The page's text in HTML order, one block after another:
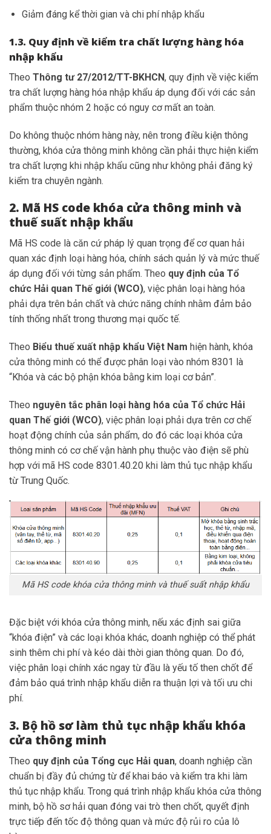
Giảm đáng kể thời gian và chi phí nhập khẩu
1.3. Quy định về kiểm tra chất lượng hàng hóa
nhập khẩu
Theo Thông tư 27/2012/TT-BKHCN, quy định về việc kiểm
tra chất lượng hàng hóa nhập khẩu áp dụng đối với các sản
phẩm thuộc nhóm 2 hoặc có nguy cơ mất an toàn.
Do không thuộc nhóm hàng này, nên trong điều kiện thông
thường, khóa cửa thông minh không cần phải thực hiện kiểm
tra chất lượng khi nhập khẩu cũng như không phải đăng ký
kiểm tra chuyên ngành.
2. Mã HS code khóa cửa thông minh và
thuế suất nhập khẩu
Mã HS code là căn cứ pháp lý quan trọng để cơ quan hải
quan xác định loại hàng hóa, chính sách quản lý và mức thuế
áp dụng đối với từng sản phẩm. Theo quy định của Tổ
chức Hải quan Thế giới (WCO), việc phân loại hàng hóa
phải dựa trên bản chất và chức năng chính nhằm đảm bảo
tính thống nhất trong thương mại quốc tế.
Theo Biểu thuế xuất nhập khẩu Việt Nam hiện hành, khóa
cửa thông minh có thể được phân loại vào nhóm 8301 là
“Khóa và các bộ phận khóa bằng kim loại cơ bản”.
Theo nguyên tắc phân loại hàng hóa của Tổ chức Hải
quan Thế giới (WCO), việc phân loại phải dựa trên cơ chế
hoạt động chính của sản phẩm, do đó các loại khóa cửa
thông minh có cơ chế vận hành phụ thuộc vào điện sẽ phù
hợp với mã HS code 8301.40.20 khi làm thủ tục nhập khẩu
từ Trung Quốc.
Mã HS code khóa cửa thông minh và thuế suất nhập khẩu
Đặc biệt với khóa cửa thông minh, nếu xác định sai giữa
“khóa điện” và các loại khóa khác, doanh nghiệp có thể phát
sinh thêm chi phí và kéo dài thời gian thông quan. Do đó,
việc phân loại chính xác ngay từ đầu là yếu tố then chốt để
đảm bảo quá trình nhập khẩu diễn ra thuận lợi và tối ưu chi
phí.
3. Bộ hồ sơ làm thủ tục nhập khẩu khóa
cửa thông minh
Theo quy định của Tổng cục Hải quan, doanh nghiệp cần
chuẩn bị đầy đủ chứng từ để khai báo và kiểm tra khi làm
thủ tục nhập khẩu. Trong quá trình nhập khẩu khóa cửa thông
minh, bộ hồ sơ hải quan đóng vai trò then chốt, quyết định
trực tiếp đến tốc độ thông quan và mức độ rủi ro của lô